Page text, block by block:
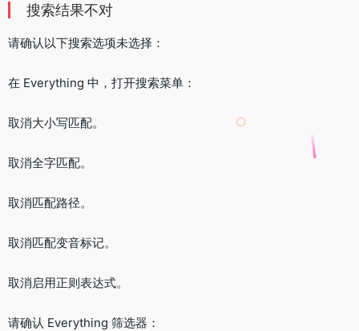
搜索结果不对
请确认以下搜索选项未选择：
在 Everything 中，打开搜索菜单：
取消大小写匹配。
取消全字匹配。
取消匹配路径。
取消匹配变音标记。
取消启用正则表达式。
请确认 Everything 筛选器：